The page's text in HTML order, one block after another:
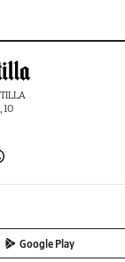
10
Google Play